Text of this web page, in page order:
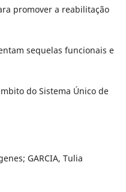
promover a reabilitação
sequelas funcionais e
do Sistema Único de
GARCIA, Tulia